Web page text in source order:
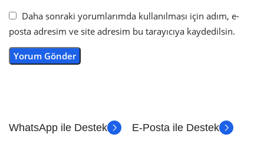
Daha sonraki yorumlarımda kullanılması için adım, e-
posta adresim ve site adresim bu tarayıcıya kaydedilsin.
WhatsApp ile Destek E-Posta ile Destek